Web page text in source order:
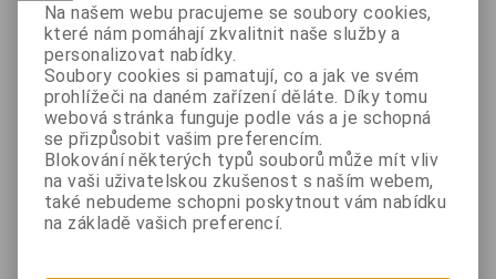
SSD úložiště
Externí rozhraní:
4 x USB 3.0
1 x USB 2.0
2 x RS-232 (COM1, COM3)
1x LAN 10/100/1000 Mb/s
Na našem webu pracujeme se soubory cookies,
které nám pomáhají zkvalitnit naše služby a
personalizovat nabídky.
Soubory cookies si pamatují, co a jak ve svém
prohlížeči na daném zařízení děláte. Díky tomu
webová stránka funguje podle vás a je schopná
se přizpůsobit vašim preferencím.
Blokování některých typů souborů může mít vliv
na vaši uživatelskou zkušenost s naším webem,
také nebudeme schopni poskytnout vám nabídku
na základě vašich preferencí.